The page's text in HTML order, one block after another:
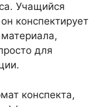
Учащийся
конспектирует
для
конспекта,